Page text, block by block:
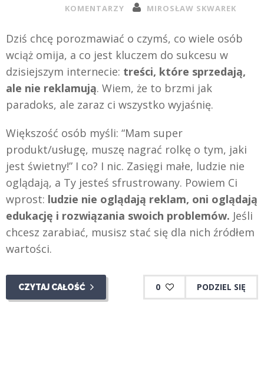
KOMENTARZY
MIROSŁAW SKWAREK
Dziś chcę porozmawiać o czymś, co wiele osób
wciąż omija, a co jest kluczem do sukcesu w
dzisiejszym internecie: treści, które sprzedają,
ale nie reklamują. Wiem, że to brzmi jak
paradoks, ale zaraz ci wszystko wyjaśnię.
Większość osób myśli: “Mam super
produkt/usługę, muszę nagrać rolkę o tym, jaki
jest świetny!” I co? I nic. Zasięgi małe, ludzie nie
oglądają, a Ty jesteś sfrustrowany. Powiem Ci
wprost: ludzie nie oglądają reklam, oni oglądają
edukację i rozwiązania swoich problemów. Jeśli
chcesz zarabiać, musisz stać się dla nich źródłem
wartości.
CZYTAJ CAŁOŚĆ 0 PODZIEL SIĘ